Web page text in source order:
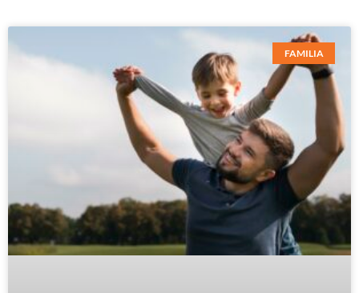
FAMILIA